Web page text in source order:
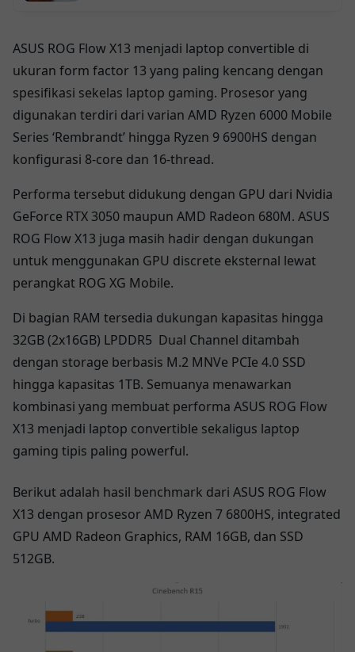
ASUS ROG Flow X13 menjadi laptop convertible di
ukuran form factor 13 yang paling kencang dengan
spesifikasi sekelas laptop gaming. Prosesor yang
digunakan terdiri dari varian AMD Ryzen 6000 Mobile
Series ‘Rembrandt’ hingga Ryzen 9 6900HS dengan
konfigurasi 8-core dan 16-thread.
Performa tersebut didukung dengan GPU dari Nvidia
GeForce RTX 3050 maupun AMD Radeon 680M. ASUS
ROG Flow X13 juga masih hadir dengan dukungan
untuk menggunakan GPU discrete eksternal lewat
perangkat ROG XG Mobile.
Di bagian RAM tersedia dukungan kapasitas hingga
32GB (2x16GB) LPDDR5 Dual Channel ditambah
dengan storage berbasis M.2 MNVe PCIe 4.0 SSD
hingga kapasitas 1TB. Semuanya menawarkan
kombinasi yang membuat performa ASUS ROG Flow
X13 menjadi laptop convertible sekaligus laptop
gaming tipis paling powerful.
Berikut adalah hasil benchmark dari ASUS ROG Flow
X13 dengan prosesor AMD Ryzen 7 6800HS, integrated
GPU AMD Radeon Graphics, RAM 16GB, dan SSD
512GB.